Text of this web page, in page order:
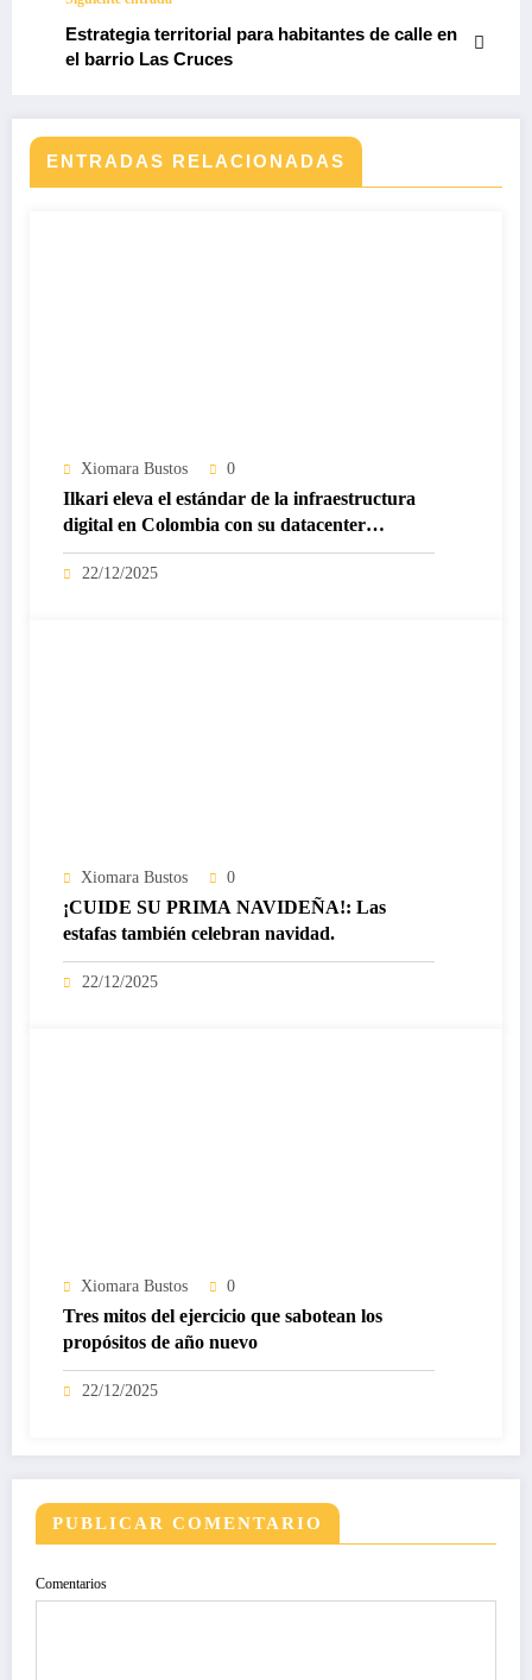
Estrategia territorial para habitantes de calle en
el barrio Las Cruces
ENTRADAS RELACIONADAS
Xiomara Bustos 0
Ilkari eleva el estándar de la infraestructura
digital en Colombia con su datacenter
certificado Nivel IV de ICREA
22/12/2025
Xiomara Bustos 0
¡CUIDE SU PRIMA NAVIDEÑA!: Las
estafas también celebran navidad.
22/12/2025
Xiomara Bustos 0
Tres mitos del ejercicio que sabotean los
propósitos de año nuevo
22/12/2025
PUBLICAR COMENTARIO
Comentarios